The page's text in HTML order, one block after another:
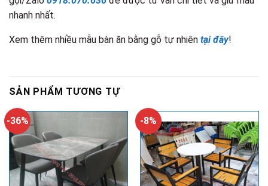
nhanh nhất.
Xem thêm nhiều mẫu bàn ăn bằng gỗ tự nhiên tại đây!
SẢN PHẨM TƯƠNG TỰ
-36% -8%